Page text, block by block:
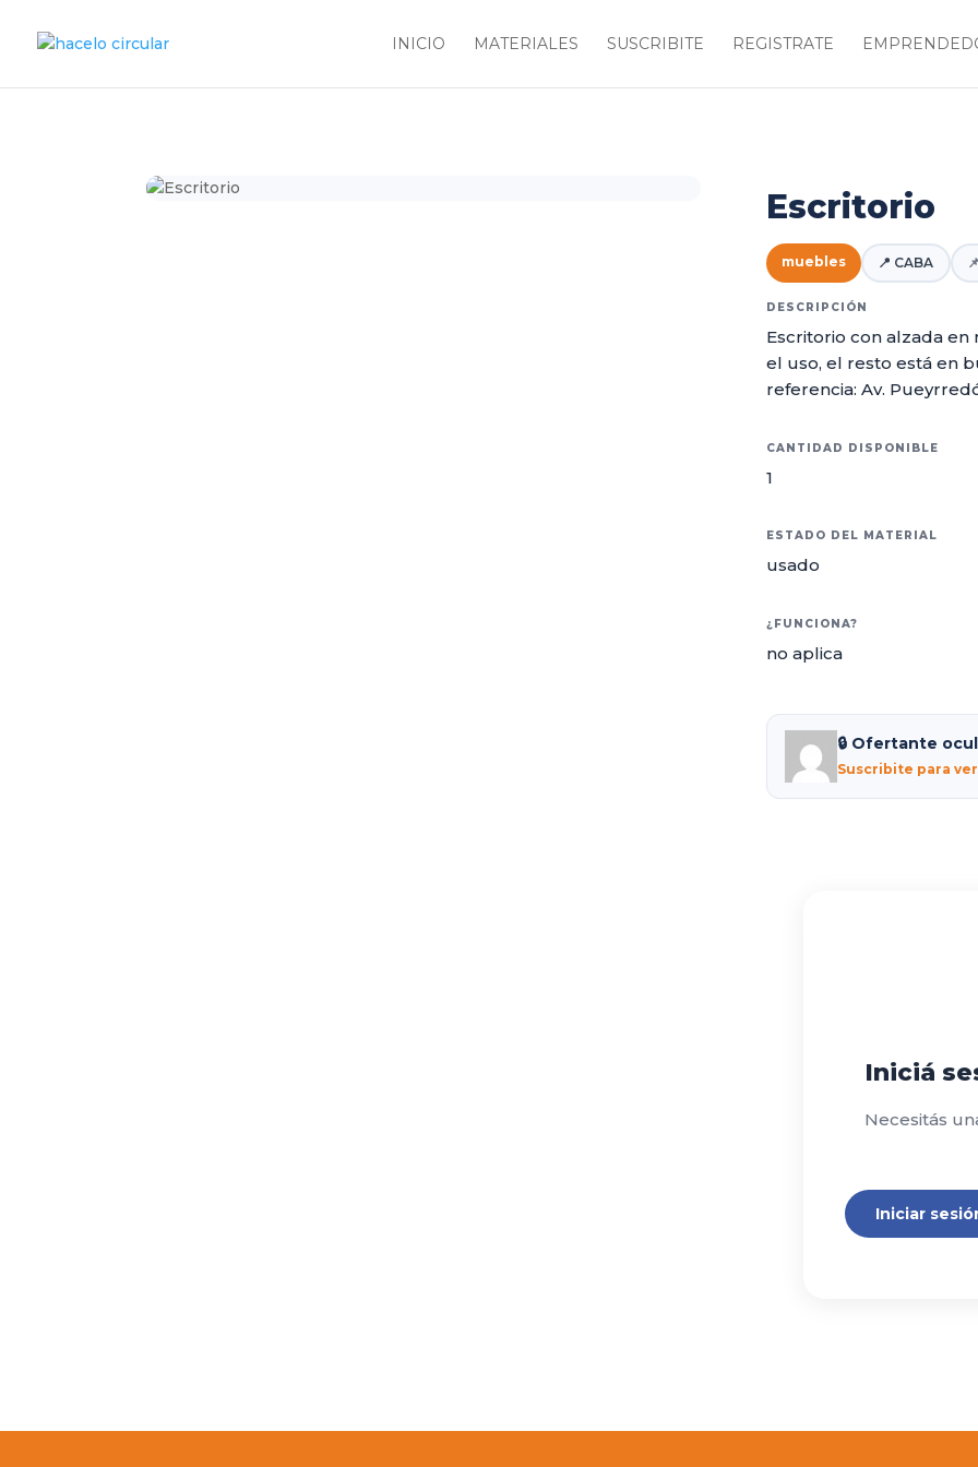
INICIO MATERIALES SUSCRIBITE REGISTRATE
Escritorio
muebles 📍 CABA
DESCRIPCIÓN
Escritorio con alzada
el uso, el resto está en
referencia: Av.
CANTIDAD DISPONIBLE
1
ESTADO DEL MATERIAL
usado
¿FUNCIONA?
no aplica
🔒 Ofertante
Suscribite para
Iniciá
Necesitás
Iniciar